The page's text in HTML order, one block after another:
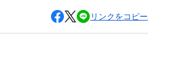
リンクをコピー